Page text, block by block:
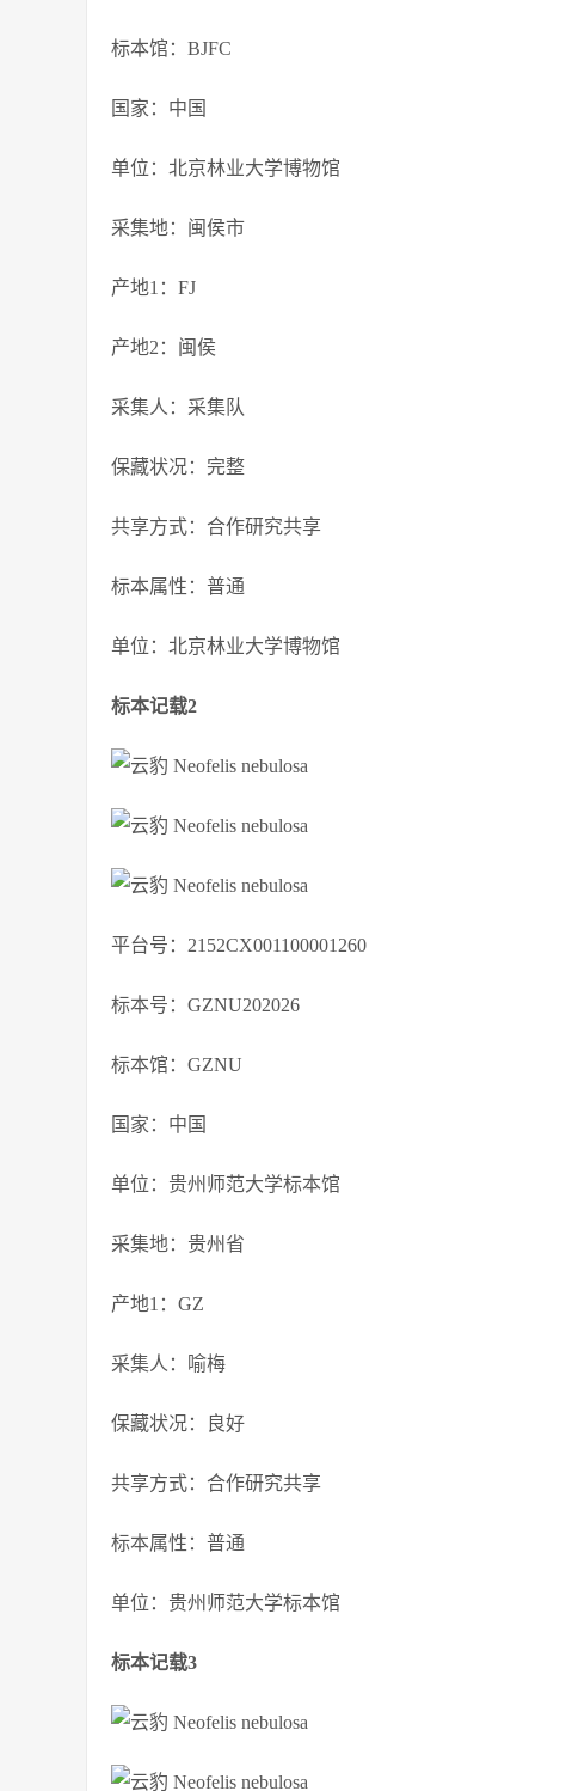
标本馆：BJFC
国家：中国
单位：北京林业大学博物馆
采集地：闽侯市
产地1：FJ
产地2：闽侯
采集人：采集队
保藏状况：完整
共享方式：合作研究共享
标本属性：普通
单位：北京林业大学博物馆
标本记载2
平台号：2152CX001100001260
标本号：GZNU202026
标本馆：GZNU
国家：中国
单位：贵州师范大学标本馆
采集地：贵州省
产地1：GZ
采集人：喻梅
保藏状况：良好
共享方式：合作研究共享
标本属性：普通
单位：贵州师范大学标本馆
标本记载3